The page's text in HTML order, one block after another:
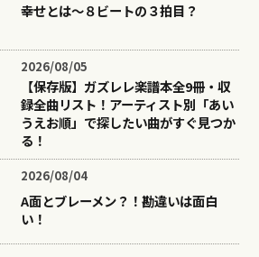
幸せとは〜８ビートの３拍目？
2026/08/05
【保存版】ガズレレ楽譜本全9冊・収
録全曲リスト！アーティスト別「あい
うえお順」で探したい曲がすぐ見つか
る！
2026/08/04
A面とブレーメン？！勘違いは面白
い！